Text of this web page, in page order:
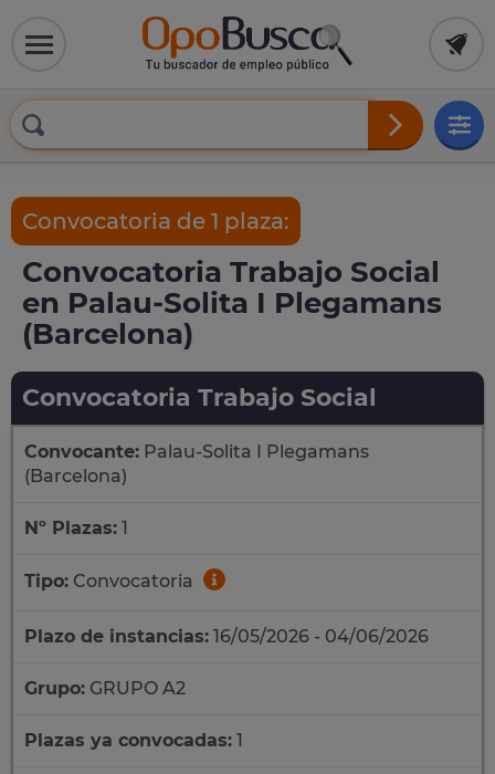
Convocatoria de 1 plaza:
Convocatoria Trabajo Social
en Palau-Solita I Plegamans
(Barcelona)
Convocatoria Trabajo Social
Convocante: Palau-Solita I Plegamans
(Barcelona)
Nº Plazas: 1
Tipo: Convocatoria
Plazo de instancias: 16/05/2026 - 04/06/2026
Grupo: GRUPO A2
Plazas ya convocadas: 1